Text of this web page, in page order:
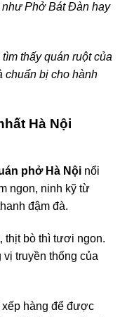
Phở Bát Đàn hay
thấy quán ruột của
chuẩn bị cho hành
Hà Nội
phở Hà Nội nổi
ngon, ninh kỹ từ
đậm đà.
thịt bò thì tươi ngon.
truyền thống của
xếp hàng để được